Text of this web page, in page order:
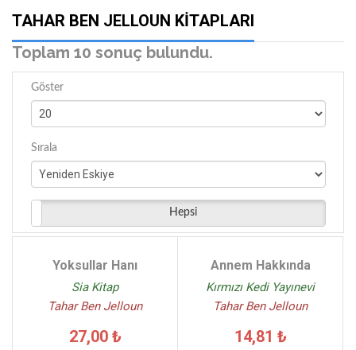
TAHAR BEN JELLOUN KITAPLARI
Toplam 10 sonuç bulundu.
Göster
Sırala
Hepsi
Yoksullar Hanı
Sia Kitap
Tahar Ben Jelloun
27,00 ₺
Annem Hakkında
Kırmızı Kedi Yayınevi
Tahar Ben Jelloun
14,81 ₺